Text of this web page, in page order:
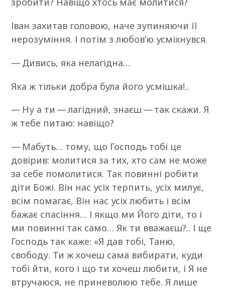
Іван захитав головою, наче зупиняючи її
нерозуміння. І потім з любов’ю усміхнувся.
— Дивись, яка нелагідна…
Яка ж тільки добра була його усмішка!..
— Ну а ти — лагідний, знаєш — так скажи. Я
ж тебе питаю: навіщо?
— Мабуть… тому, що Господь тобі це
довірив: молитися за тих, хто сам не може
за себе помолитися. Так повинні робити
діти Божі. Він нас усіх терпить, усіх милує,
всім помагає, Він нас усіх любить і всім
бажає спасіння… І якщо ми Його діти, то і
ми повинні так само… Як ти вважаєш?.. І ще
Господь так каже: «Я дав тобі, Таню,
свободу. Ти ж хочеш сама вибирати, куди
тобі йти, кого і що ти хочеш любити, і Я не
втручаюся, не приневолюю тебе. Я лише